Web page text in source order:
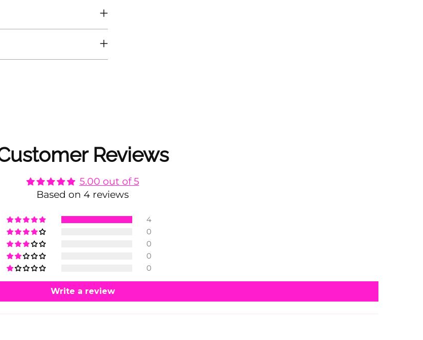
Reviews
5.00 out of 5
Based on 4 reviews
4
0
0
0
0
Write a review
NEWSLETTER
dich jetzt an!